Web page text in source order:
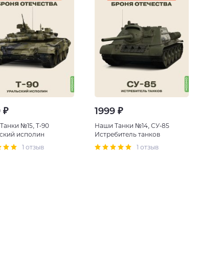
₽
№15, T-90
исполин
1 отзыв
1999 ₽
Наши Танки №14, СУ-85
Истребитель танков
1 отзыв